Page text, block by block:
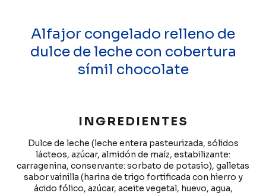
Alfajor congelado relleno de
dulce de leche con cobertura
símil chocolate
INGREDIENTES
Dulce de leche (leche entera pasteurizada, sólidos
lácteos, azúcar, almidón de maíz, estabilizante:
carragenina, conservante: sorbato de potasio), galletas
sabor vainilla (harina de trigo fortificada con hierro y
ácido fólico, azúcar, aceite vegetal, huevo, agua,